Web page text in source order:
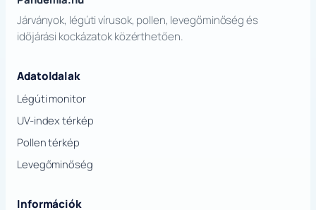
Járványok, légúti vírusok, pollen, levegőminőség és
időjárási kockázatok közérthetően.
Adatoldalak
Légúti monitor
UV-index térkép
Pollen térkép
Levegőminőség
Információk